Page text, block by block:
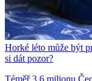
Horké léto může být
si dát pozor?
Téměř 3,6 milionu